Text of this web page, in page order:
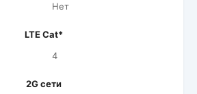
Нет
LTE Cat*
4
2G сети